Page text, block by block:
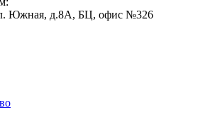
Южная, д.8А, БЦ, офис №326